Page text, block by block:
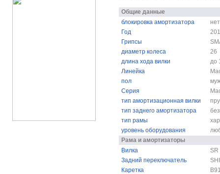
Общие данные
блокировка амортизатора
нет
Год
Грипсы
диаметр колеса
26
длина хода вилки
до
Линейка
пол
Серия
тип амортизационная вилки
тип заднего амортизатора
тип рамы
уровень оборудования
Рама и амортизаторы
Вилка
SR
Задний переключатель
Каретка